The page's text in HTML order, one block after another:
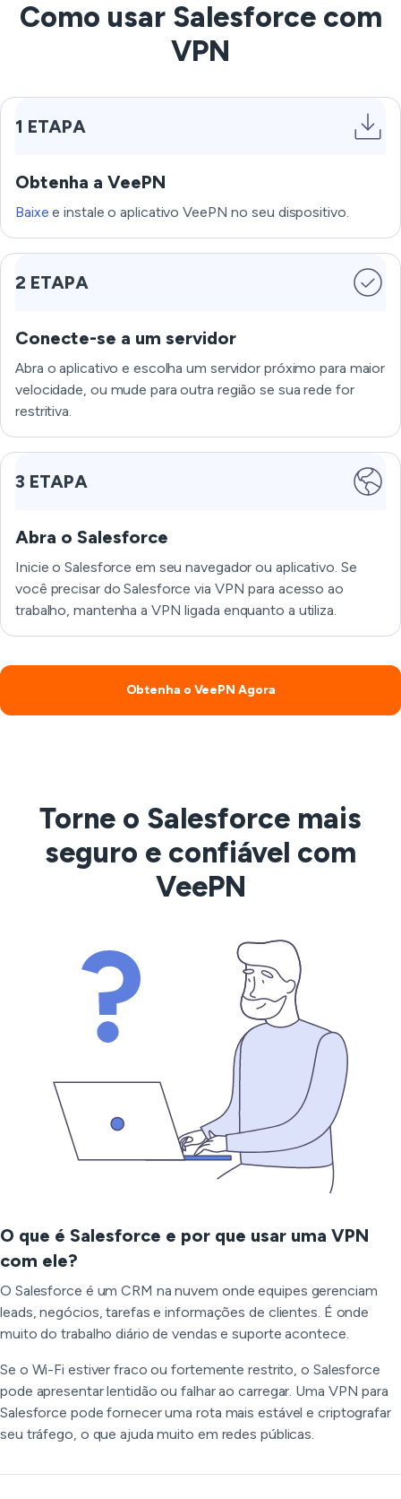
Como usar Salesforce com
VPN
1 ETAPA
Obtenha a VeePN
Baixe e instale o aplicativo VeePN no seu dispositivo.
2 ETAPA
Conecte-se a um servidor
Abra o aplicativo e escolha um servidor próximo para maior
velocidade, ou mude para outra região se sua rede for
restritiva.
3 ETAPA
Abra o Salesforce
Inicie o Salesforce em seu navegador ou aplicativo. Se
você precisar do Salesforce via VPN para acesso ao
trabalho, mantenha a VPN ligada enquanto a utiliza.
Obtenha o VeePN Agora
Torne o Salesforce mais
seguro e confiável com
VeePN
O que é Salesforce e por que usar uma VPN
com ele?
O Salesforce é um CRM na nuvem onde equipes gerenciam
leads, negócios, tarefas e informações de clientes. É onde
muito do trabalho diário de vendas e suporte acontece.
Se o Wi-Fi estiver fraco ou fortemente restrito, o Salesforce
pode apresentar lentidão ou falhar ao carregar. Uma VPN para
Salesforce pode fornecer uma rota mais estável e criptografar
seu tráfego, o que ajuda muito em redes públicas.